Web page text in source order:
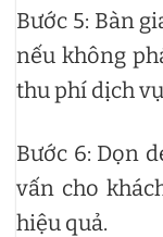
Bước 5: Bàn
nếu không
thu phí dịch
Bước 6: Dọn
vấn cho
hiệu quả.